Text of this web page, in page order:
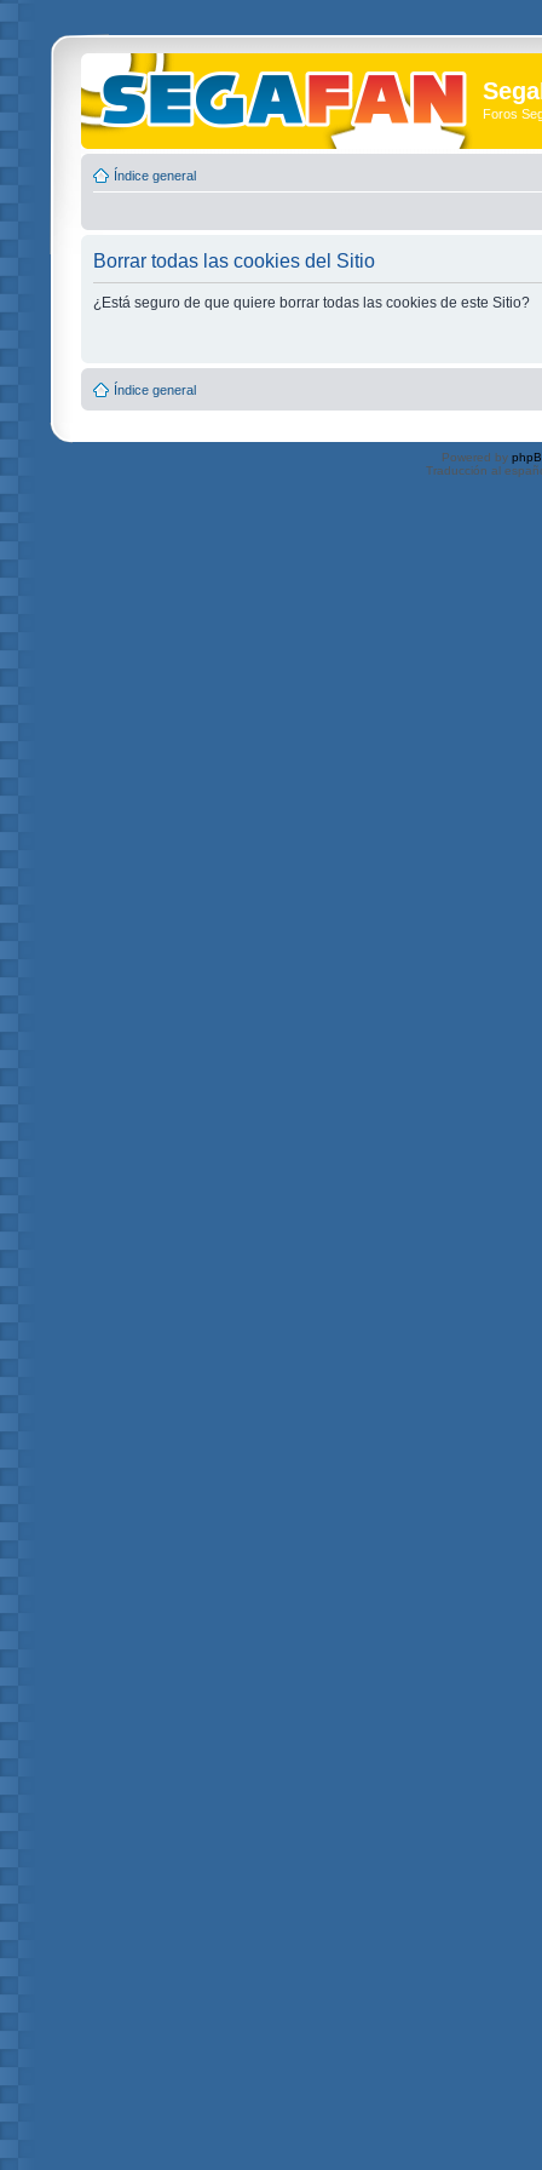
Foros
Índice general
Borrar todas las cookies del Sitio
¿Está seguro de que quiere borrar todas las cookies de este Sitio?
Índice general
Powered by
Traducción al